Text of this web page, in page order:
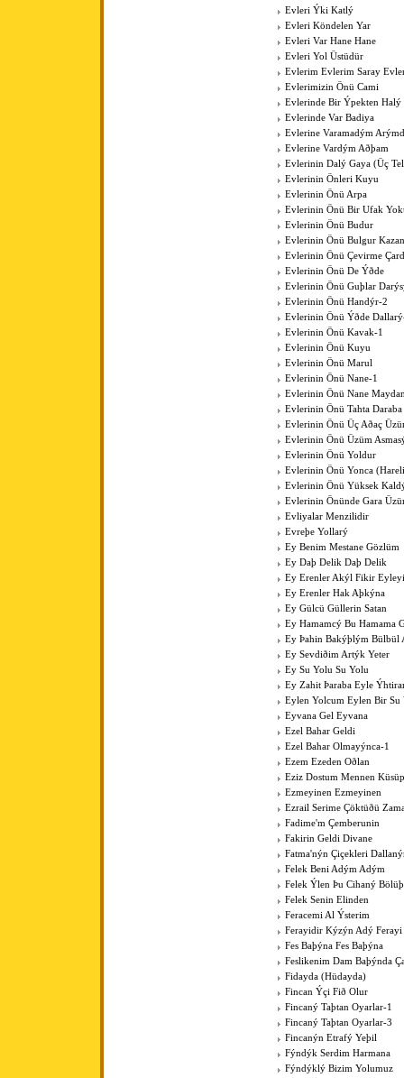
Evleri Ýki Katlý
Evleri Köndelen Yar
Evleri Var Hane Hane
Evleri Yol Üstüdür
Evlerim Evlerim Saray
Evlerimizin Önü Cami
Evlerinde Bir Ýpekten Halý
Evlerinde Var Badiya
Evlerine Varamadým
Evlerine Vardým Aðþam
Evlerinin Dalý Gaya (Üç
Evlerinin Önleri Kuyu
Evlerinin Önü Arpa
Evlerinin Önü Bir Ufak
Evlerinin Önü Budur
Evlerinin Önü Bulgur
Evlerinin Önü Çevirme
Evlerinin Önü De Ýðde
Evlerinin Önü Guþlar
Evlerinin Önü Handýr-2
Evlerinin Önü Ýðde
Evlerinin Önü Kavak-1
Evlerinin Önü Kuyu
Evlerinin Önü Marul
Evlerinin Önü Nane-1
Evlerinin Önü Nane
Evlerinin Önü Tahta Daraba
Evlerinin Önü Üç Aðaç
Evlerinin Önü Üzüm
Evlerinin Önü Yoldur
Evlerinin Önü Yonca
Evlerinin Önü Yüksek
Evlerinin Önünde Gara
Evliyalar Menzilidir
Evreþe Yollarý
Ey Benim Mestane Gözlüm
Ey Daþ Delik Daþ Delik
Ey Erenler Akýl Fikir
Ey Erenler Hak Aþkýna
Ey Gülcü Güllerin Satan
Ey Hamamcý Bu Hamama
Ey Þahin Bakýþlým Bülbül
Ey Sevdiðim Artýk Yeter
Ey Su Yolu Su Yolu
Ey Zahit Þaraba Eyle
Eylen Yolcum Eylen Bir Su
Eyvana Gel Eyvana
Ezel Bahar Geldi
Ezel Bahar Olmayýnca-1
Ezem Ezeden Oðlan
Eziz Dostum Mennen
Ezmeyinen Ezmeyinen
Ezrail Serime Çöktüðü
Fadime'm Çemberunin
Fakirin Geldi Divane
Fatma'nýn Çiçekleri
Felek Beni Adým Adým
Felek Ýlen Þu Cihaný
Felek Senin Elinden
Feracemi Al Ýsterim
Ferayidir Kýzýn Adý Ferayi
Fes Baþýna Fes Baþýna
Feslikenim Dam Baþýnda
Fidayda (Hüdayda)
Fincan Ýçi Fið Olur
Fincaný Taþtan Oyarlar-1
Fincaný Taþtan Oyarlar-3
Fincanýn Etrafý Yeþil
Fýndýk Serdim Harmana
Fýndýklý Bizim Yolumuz